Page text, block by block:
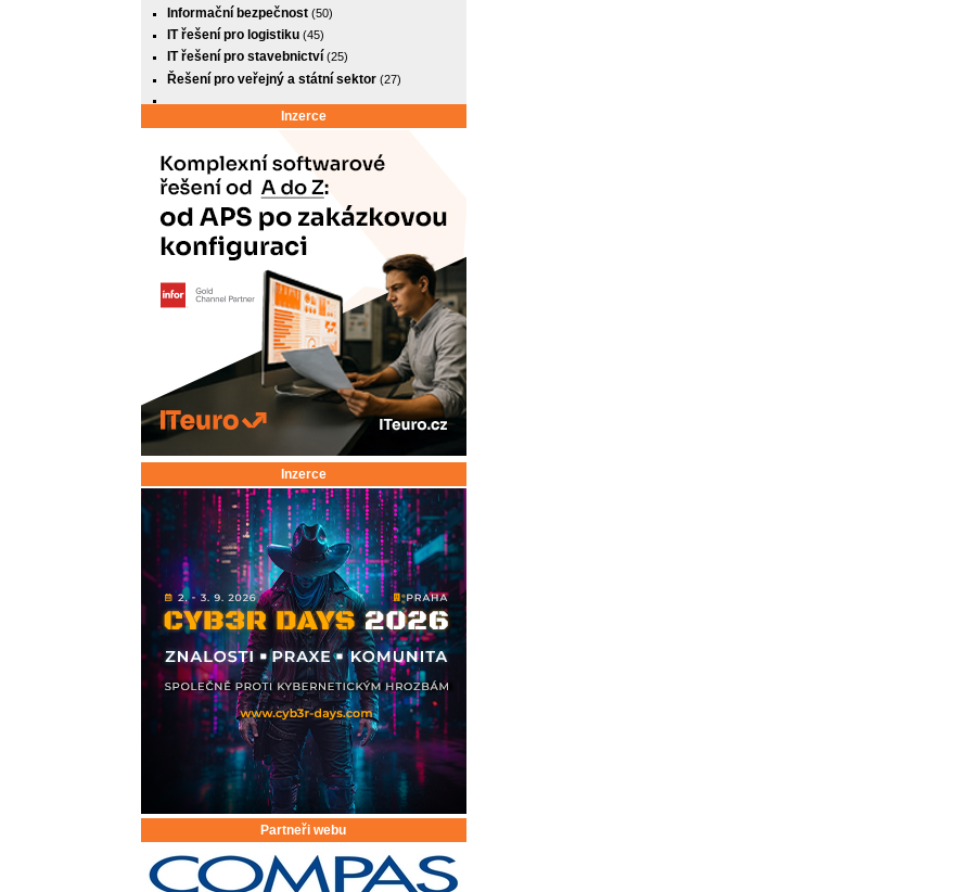
Informační bezpečnost(50)
IT řešení pro logistiku(45)
IT řešení pro stavebnictví(25)
Řešení pro veřejný a státní sektor(27)
Inzerce
Inzerce
Partneři webu